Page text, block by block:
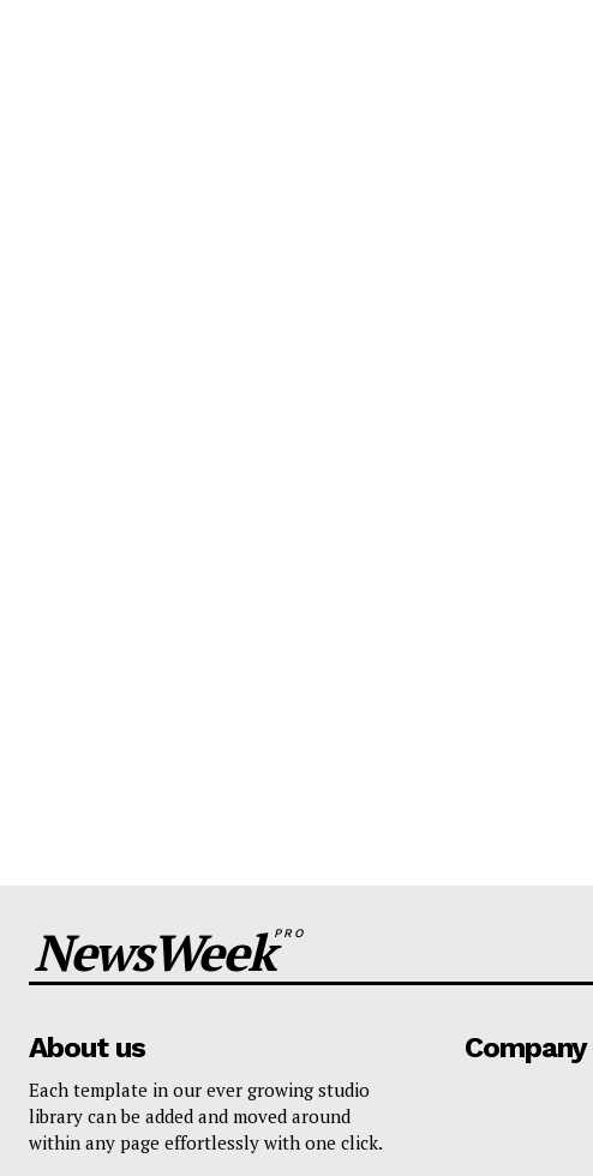
NewsWeekPRO
About us
Each template in our ever growing studio
library can be added and moved around
within any page effortlessly with one click.
Company